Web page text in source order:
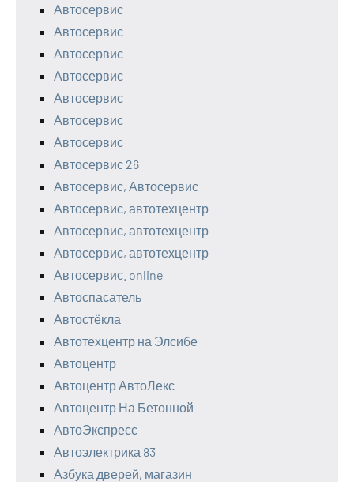
Автосервис
Автосервис
Автосервис
Автосервис
Автосервис
Автосервис
Автосервис
Автосервис 26
Автосервис, Автосервис
Автосервис, автотехцентр
Автосервис, автотехцентр
Автосервис, автотехцентр
Автосервис. online
Автоспасатель
Автостёкла
Автотехцентр на Элсибе
Автоцентр
Автоцентр АвтоЛекс
Автоцентр На Бетонной
АвтоЭкспресс
Автоэлектрика 83
Азбука дверей, магазин